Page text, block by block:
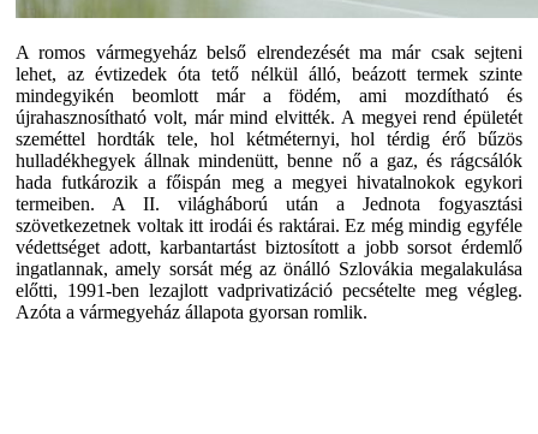
A romos vármegyeház belső elrendezését ma már csak sejteni
lehet, az évtizedek óta tető nélkül álló, beázott termek szinte
mindegyikén beomlott már a födém, ami mozdítható és
újrahasznosítható volt, már mind elvitték. A megyei rend épületét
szeméttel hordták tele, hol kétméternyi, hol térdig érő bűzös
hulladékhegyek állnak mindenütt, benne nő a gaz, és rágcsálók
hada futkározik a főispán meg a megyei hivatalnokok egykori
termeiben. A II. világháború után a Jednota fogyasztási
szövetkezetnek voltak itt irodái és raktárai. Ez még mindig egyféle
védettséget adott, karbantartást biztosított a jobb sorsot érdemlő
ingatlannak, amely sorsát még az önálló Szlovákia megalakulása
előtti, 1991-ben lezajlott vadprivatizáció pecsételte meg végleg.
Azóta a vármegyeház állapota gyorsan romlik.